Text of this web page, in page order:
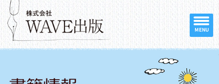
MENU